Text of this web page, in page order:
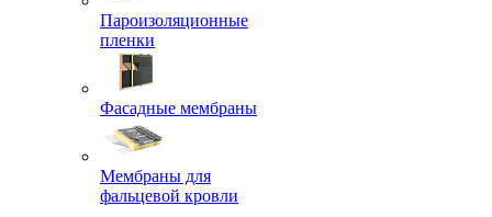
Пароизоляционные
пленки
Фасадные мембраны
Мембраны для
фальцевой кровли